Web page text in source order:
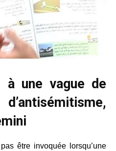
à une vague de
être invoquée lorsqu’une